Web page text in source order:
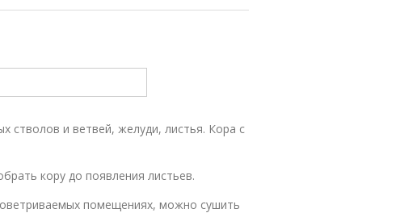
стволов и ветвей, желуди, листья. Кора с
кору до появления листьев.
помещениях, можно сушить